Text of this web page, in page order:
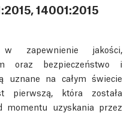
14001:2015
w zapewnienie jakości,
oraz bezpieczeństwo i
uznane na całym świecie
pierwszą, która została
momentu uzyskania przez